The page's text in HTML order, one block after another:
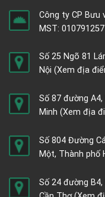
Công ty CP Bưu
MST:
Số 25 Ngõ 81
Nội (Xem địa
Số 87 đường
Minh (Xem địa
Số 804 Đường
Một, Thành phố
Số 24 đường B4,